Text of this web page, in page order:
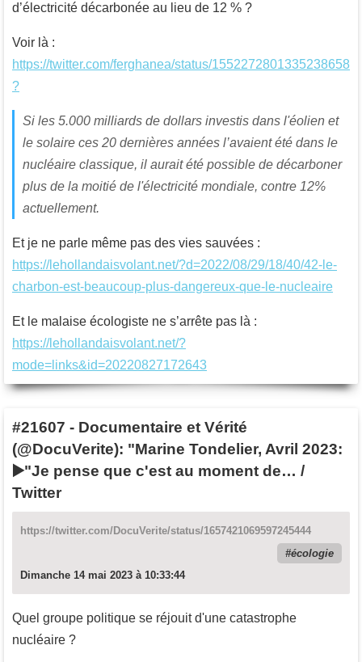
d’électricité décarbonée au lieu de 12 % ?
Voir là :
https://twitter.com/ferghanea/status/1552272801335238658
?
Si les 5.000 milliards de dollars investis dans l'éolien et
le solaire ces 20 dernières années l’avaient été dans le
nucléaire classique, il aurait été possible de décarboner
plus de la moitié de l'électricité mondiale, contre 12%
actuellement.
Et je ne parle même pas des vies sauvées :
https://lehollandaisvolant.net/?d=2022/08/29/18/40/42-le-
charbon-est-beaucoup-plus-dangereux-que-le-nucleaire
Et le malaise écologiste ne s’arrête pas là :
https://lehollandaisvolant.net/?
mode=links&id=20220827172643
#21607 - Documentaire et Vérité
(@DocuVerite): "Marine Tondelier, Avril 2023:
▶️"Je pense que c'est au moment de… /
Twitter
https://twitter.com/DocuVerite/status/1657421069597245444
écologie
Dimanche 14 mai 2023 à 10:33:44
Quel groupe politique se réjouit d'une catastrophe
nucléaire ?